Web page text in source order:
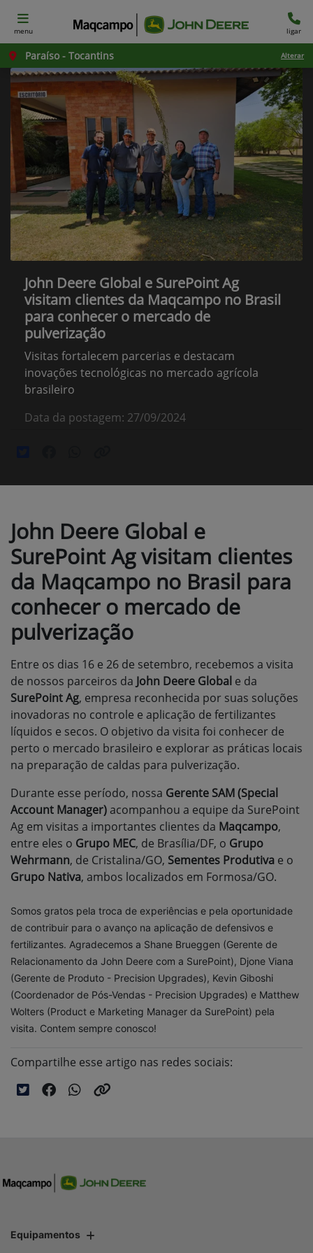
menu ligar
Paraíso - Tocantins Alterar
John Deere Global e SurePoint Ag
visitam clientes da Maqcampo no Brasil
para conhecer o mercado de
pulverização
Visitas fortalecem parcerias e destacam
inovações tecnológicas no mercado agrícola
brasileiro
Data da postagem: 27/09/2024
John Deere Global e
SurePoint Ag visitam clientes
da Maqcampo no Brasil para
conhecer o mercado de
pulverização
Entre os dias 16 e 26 de setembro, recebemos a visita
de nossos parceiros da John Deere Global e da
SurePoint Ag, empresa reconhecida por suas soluções
inovadoras no controle e aplicação de fertilizantes
líquidos e secos. O objetivo da visita foi conhecer de
perto o mercado brasileiro e explorar as práticas locais
na preparação de caldas para pulverização.
Durante esse período, nossa Gerente SAM (Special
Account Manager)acompanhou a equipe da SurePoint
Ag em visitas a importantes clientes da Maqcampo,
entre eles o Grupo MEC, de Brasília/DF, o Grupo
Wehrmann, de Cristalina/GO, Sementes Produtiva e o
Grupo Nativa, ambos localizados em Formosa/GO.
Somos gratos pela troca de experiências e pela oportunidade
de contribuir para o avanço na aplicação de defensivos e
fertilizantes. Agradecemos a Shane Brueggen (Gerente de
Relacionamento da John Deere com a SurePoint), Djone Viana
(Gerente de Produto - Precision Upgrades), Kevin Giboshi
(Coordenador de Pós-Vendas - Precision Upgrades) e Matthew
Wolters (Product e Marketing Manager da SurePoint) pela
visita. Contem sempre conosco!
Compartilhe esse artigo nas redes sociais:
Equipamentos